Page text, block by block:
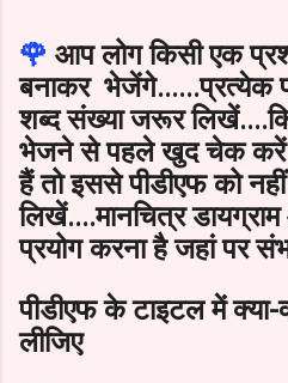
🌹 आप लोग किसी एक
बनाकर भेजेंगे......प्रत्येक
शब्द संख्या जरूर
भेजने से पहले खुद चेक करें
हैं तो इससे पीडीएफ को
लिखें....मानचित्र
प्रयोग करना है जहां पर
पीडीएफ के टाइटल में
लीजिए